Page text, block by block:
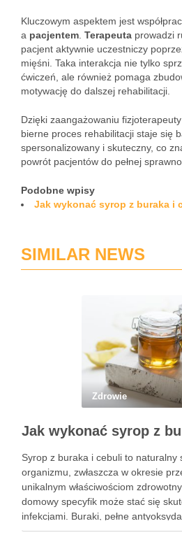
Kluczowym aspektem jest
a pacjentem Terapeuta prowadzi
pacjent aktywnie uczestniczy
mięśni. Taka interakcja nie tylko
ćwiczeń, ale również pomaga
motywację do dalszej rehabilitacji.
Dzięki zaangażowaniu
bierne proces rehabilitacji staje się
spersonalizowany i skuteczny, co
powrót pacjentów do pełnej
Podobne wpisy
Jak wykonać syrop z buraka i
SIMILAR NEWS
Zdrowie
Jak wykonać syrop z
Syrop z buraka i cebuli to naturalny
organizmu, zwłaszcza w okresie
unikalnym właściwościom
domowy specyfik może stać się
infekcjami. Buraki, pełne
znana ze swoich właściwości